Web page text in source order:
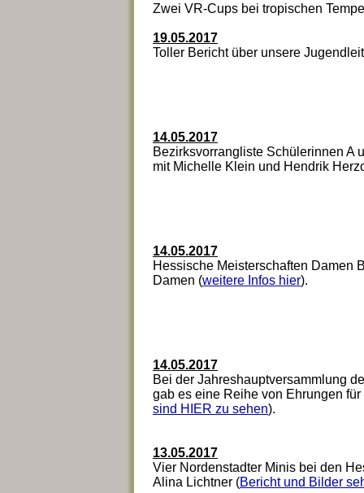
Zwei VR-Cups bei tropischen
19.05.2017
Toller Bericht über unsere
14.05.2017
Bezirksvorrangliste Schülerinnen A
mit Michelle Klein und Hendrik
14.05.2017
Hessische Meisterschaften Damen
Damen (weitere Infos hier).
14.05.2017
Bei der Jahreshauptversammlung
gab es eine Reihe von Ehrungen
sind HIER zu sehen).
13.05.2017
Vier Nordenstadter Minis bei den
Alina Lichtner (Bericht und Bilder